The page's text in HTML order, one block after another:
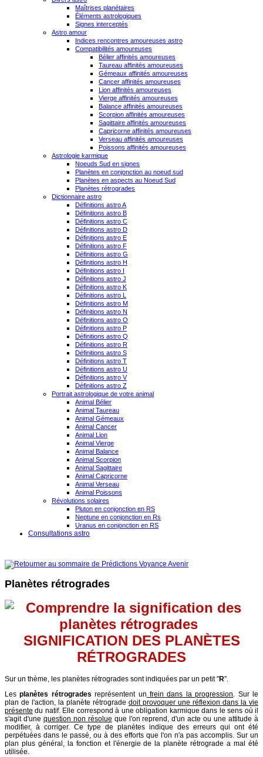
Maîtrises planétaires
Éléments astrologiques
Signes interceptés
Astro amour
Indices rencontres amoureuses astro
Compatibilités amoureuses
Bélier affinités amoureuses
Taureau affinités amoureuses
Gémeaux affinités amoureuses
Cancer affinités amoureuses
Lion affinités amoureuses
Vierge affinités amoureuses
Balance affinités amoureuses
Scorpion affinités amoureuses
Sagittaire affinités amoureuses
Capricorne affinités amoureuses
Verseau affinités amoureuses
Poissons affinités amoureuses
Astrologie karmique
Noeuds Sud en signes
Planètes en conjonction au noeud sud
Planètes en aspects au Noeud Sud
Planètes rétrogrades
Dictionnaire astro
Définitions astro A
Définitions astro B
Définitions astro C
Définitions astro D
Définitions astro E
Définitions astro F
Définitions astro G
Définitions astro H
Définitions astro I
Définitions astro J
Définitions astro K
Définitions astro L
Définitions astro M
Définitions astro N
Définitions astro O
Définitions astro P
Définitions astro Q
Définitions astro R
Définitions astro S
Définitions astro T
Définitions astro U
Définitions astro V
Définitions astro Z
Portrait astrologique de votre animal
Animal Bélier
Animal Taureau
Animal Gémeaux
Animal Cancer
Animal Lion
Animal Vierge
Animal Balance
Animal Scorpion
Animal Sagittaire
Animal Capricorne
Animal Verseau
Animal Poissons
Révolutions solaires
Pluton en conjonction en RS
Neptune en conjonction en Rs
Uranus en conjonction en RS
Consultations astro
Planètes rétrogrades
SIGNIFICATION DES PLANÈTES
RÉTROGRADES
Sur un thème, les planètes rétrogrades sont indiquées par un petit "R".
Les planètes rétrogrades représentent un frein dans la progression. Sur le
plan de l'action, la planète rétrograde doit provoquer une réflexion dans la vie
présente du natif. Elle correspond à une obligation karmique dans le sens où il
s'agit d'une question non résolue que l'on reprend, d'un acte ou une attitude à
modifier, à corriger. Ce type de planètes indique des erreurs qui ont été
perpétuées dans le passé, ou à des efforts que l'on n'a pas accomplis. Sur un
plan plus général, la fonction et l'énergie de la planète rétrograde a mal été
utilisée.